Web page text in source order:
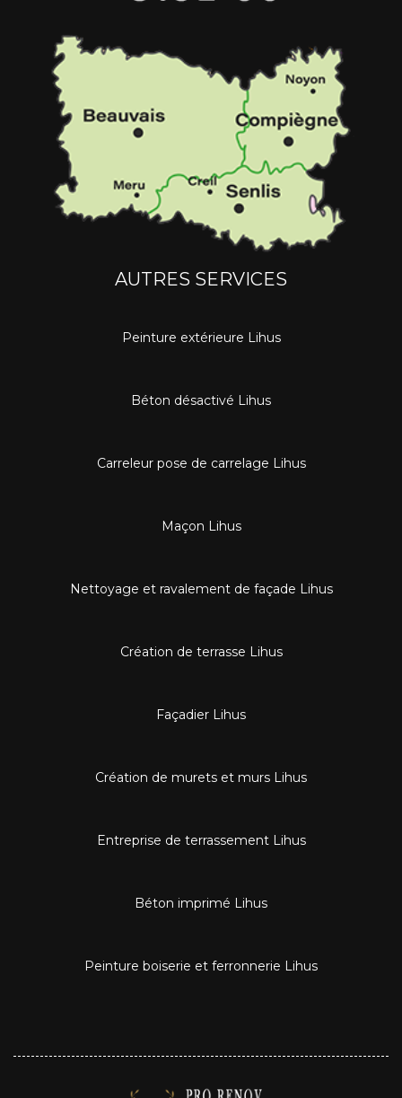
AUTRES SERVICES
Peinture extérieure Lihus
Béton désactivé Lihus
Carreleur pose de carrelage Lihus
Maçon Lihus
Nettoyage et ravalement de façade Lihus
Création de terrasse Lihus
Façadier Lihus
Création de murets et murs Lihus
Entreprise de terrassement Lihus
Béton imprimé Lihus
Peinture boiserie et ferronnerie Lihus